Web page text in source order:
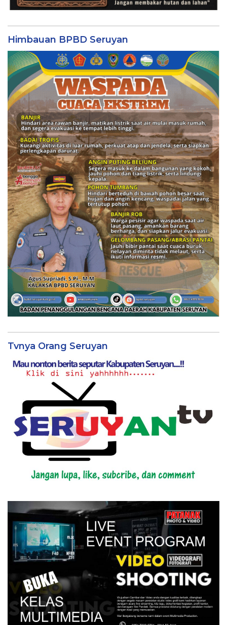
Himbauan BPBD Seruyan
Tvnya Orang Seruyan